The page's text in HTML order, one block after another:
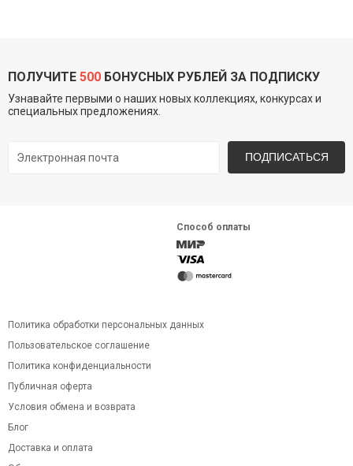
ПОЛУЧИТЕ 500 БОНУСНЫХ РУБЛЕЙ ЗА ПОДПИСКУ
Узнавайте первыми о наших новых коллекциях, конкурсах и
специальных предложениях.
ПОДПИСАТЬСЯ
Способ оплаты
Политика обработки персональных данных
Пользовательское соглашение
Политика конфиденциальности
Публичная оферта
Условия обмена и возврата
Блог
Доставка и оплата